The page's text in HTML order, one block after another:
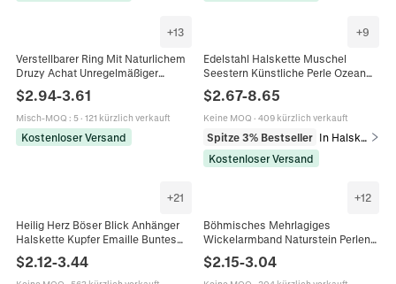
+13
Verstellbarer Ring Mit Naturlichem
Druzy Achat Unregelmäßiger
Rohstein Gehämmertes
Vergoldetes Kupfer Boho Schmuck
$2.94-3.61
Misch-MOQ : 5· 121 kürzlich verkauft
Kostenloser Versand
+9
Edelstahl Halskette Muschel
Seestern Künstliche Perle Ozean
Strand Sommerurlaub Schmuck
Boho Trendige Frauen Nicht
Verblassen
$2.67-8.65
Keine MOQ · 409 kürzlich verkauft
Spitze 3% Bestseller
In Halsketten
Kostenloser Versand
+21
Heilig Herz Böser Blick Anhänger
Halskette Kupfer Emaille Buntes
Für Damen
$2.12-3.44
+12
Böhmisches Mehrlagiges
Wickelarmband Naturstein Perlen
Ethnischer Stil Armreif Damen
$2.15-3.04